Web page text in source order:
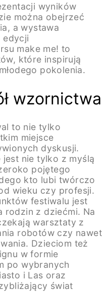
wyników
można obejrzeć
a wystawa
edycji
make me! to
które inspirują
pokolenia.
wzornictwa
to nie tylko
miejsce
dyskusji.
nie tylko z myślą
pojętego
kto lubi twórczo
wieku czy profesji.
festiwalu jest
rodzin z dziećmi. Na
warsztaty z
robotów czy nawet
Dzieciom też
w formie
po wybranych
i Las oraz
świat